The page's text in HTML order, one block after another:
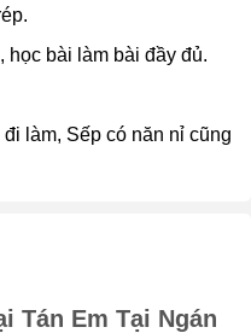
học bài làm bài đầy đủ.
làm, Sếp có năn nỉ cũng
Tán Em Tại Ngán